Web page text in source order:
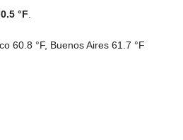
°F
60.8 °F, Buenos Aires 61.7 °F